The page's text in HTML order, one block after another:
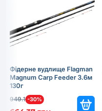
Фідерне вудлище Flagman
Magnum Carp Feeder 3.6м
130г
949.1 -30%